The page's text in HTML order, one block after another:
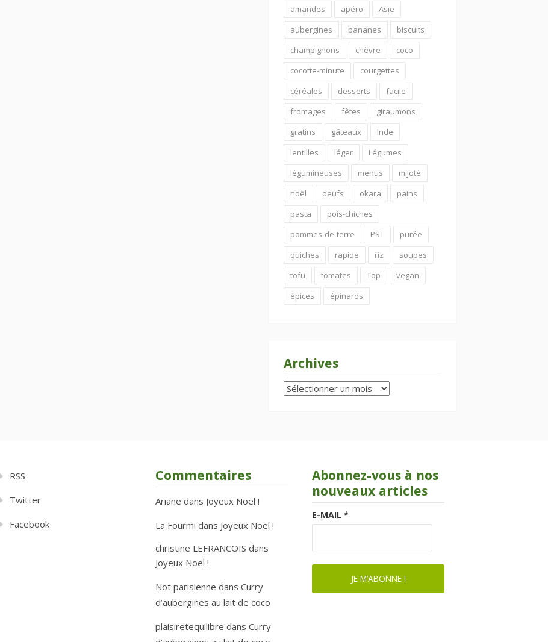
amandes apéro
Asie
aubergines
bananes
biscuits
champignons
chèvre
coco
cocotte-minute
courgettes
céréales
desserts
facile
fromages
fêtes
giraumons
gratins
gâteaux
Inde
lentilles
léger
Légumes
légumineuses
menus
mijoté
noël
oeufs okara
pains
pasta
pois-chiches
pommes-de-terre
PST
purée
quiches
rapide riz
soupes
tofu
tomates Top
vegan
épices
épinards
Archives
Archives
RSS
Twitter
Facebook
Commentaires
Ariane dans Joyeux Noël !
La Fourmi dans Joyeux Noël !
christine LEFRANCOIS dans
Joyeux Noël !
Not parisienne dans Curry
d’aubergines au lait de coco
plaisiretequilibre dans Curry
Abonnez-vous à nos
nouveaux articles
E-MAIL *